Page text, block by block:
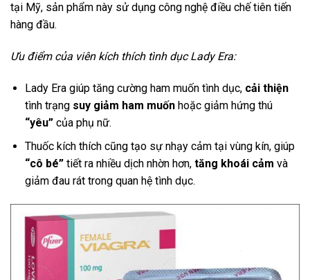
tại Mỹ, sản phẩm này sử dụng công nghệ điều chế tiên tiến
hàng đầu.
Ưu điểm của viên kích thích tình dục Lady Era:
Lady Era giúp tăng cường ham muốn tình dục, cải thiện
tình trạng suy giảm ham muốnhoặc giảm hứng thú
“yêu”của phụ nữ.
Thuốc kích thích cũng tạo sự nhạy cảm tại vùng kín, giúp
“cô bé” tiết ra nhiều dịch nhờn hơn, tăng khoái cảm và
giảm đau rát trong quan hệ tình dục.